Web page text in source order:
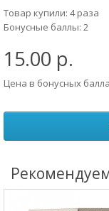
Товар купили: 4 раза
Бонусные баллы: 2
15.00 р.
Цена в бонусных